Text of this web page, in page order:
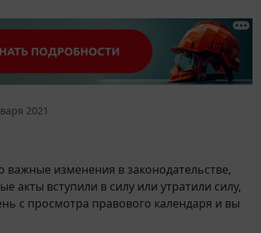
2021
изменения в законодательстве,
акты вступили в силу или утратили силу,
с просмотра правового календаря и вы